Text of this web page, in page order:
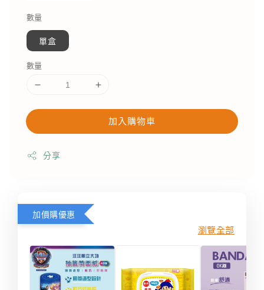
數量
單盒
數量
加入購物車
分享
加價購優惠
瀏覽全部